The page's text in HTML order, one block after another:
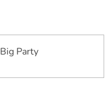
Big Party